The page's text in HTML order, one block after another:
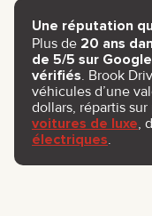
Une réputation
Plus de 20 ans
de 5/5 sur
vérifiés. Brook
véhicules d’une
dollars, répartis
voitures de luxe,
électriques.